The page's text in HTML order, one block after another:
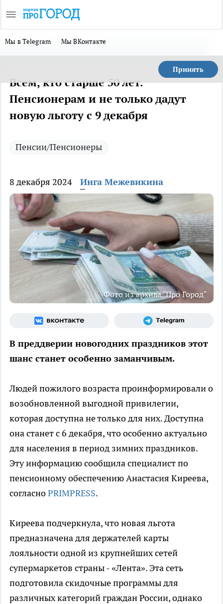
Мы в Telegram Мы ВКонтакте
Принять
Всем, кто старше 50 лет.
Пенсионерам и не только дадут
новую льготу с 9 декабря
Пенсии/Пенсионеры
8 декабря 2024 Инга Межевикина
Фото из архива "Про Город"
В преддверии новогодних праздников этот
шанс станет особенно заманчивым.
Людей пожилого возраста проинформировали о
возобновленной выгодной привилегии,
которая доступна не только для них. Доступна
она станет с 6 декабря, что особенно актуально
для населения в период зимних праздников.
Эту информацию сообщила специалист по
пенсионному обеспечению Анастасия Киреева,
согласноPRIMPRESS.
Киреева подчеркнула, что новая льгота
предназначена для держателей карты
лояльности одной из крупнейших сетей
супермаркетов страны - «Лента». Эта сеть
подготовила скидочные программы для
различных категорий граждан России, однако